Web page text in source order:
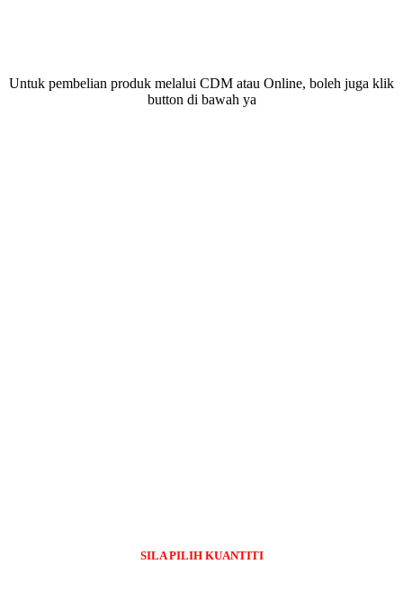
Untuk pembelian produk melalui CDM atau Online, boleh juga klik
button di bawah ya
SILA PILIH KUANTITI